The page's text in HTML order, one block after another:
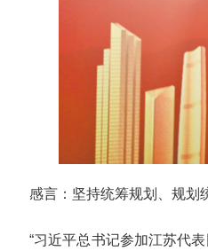
感言： 坚持统筹规划、规划
“习近平总书记参加江苏代